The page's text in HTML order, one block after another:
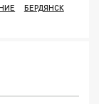
БЕРДЯНСК